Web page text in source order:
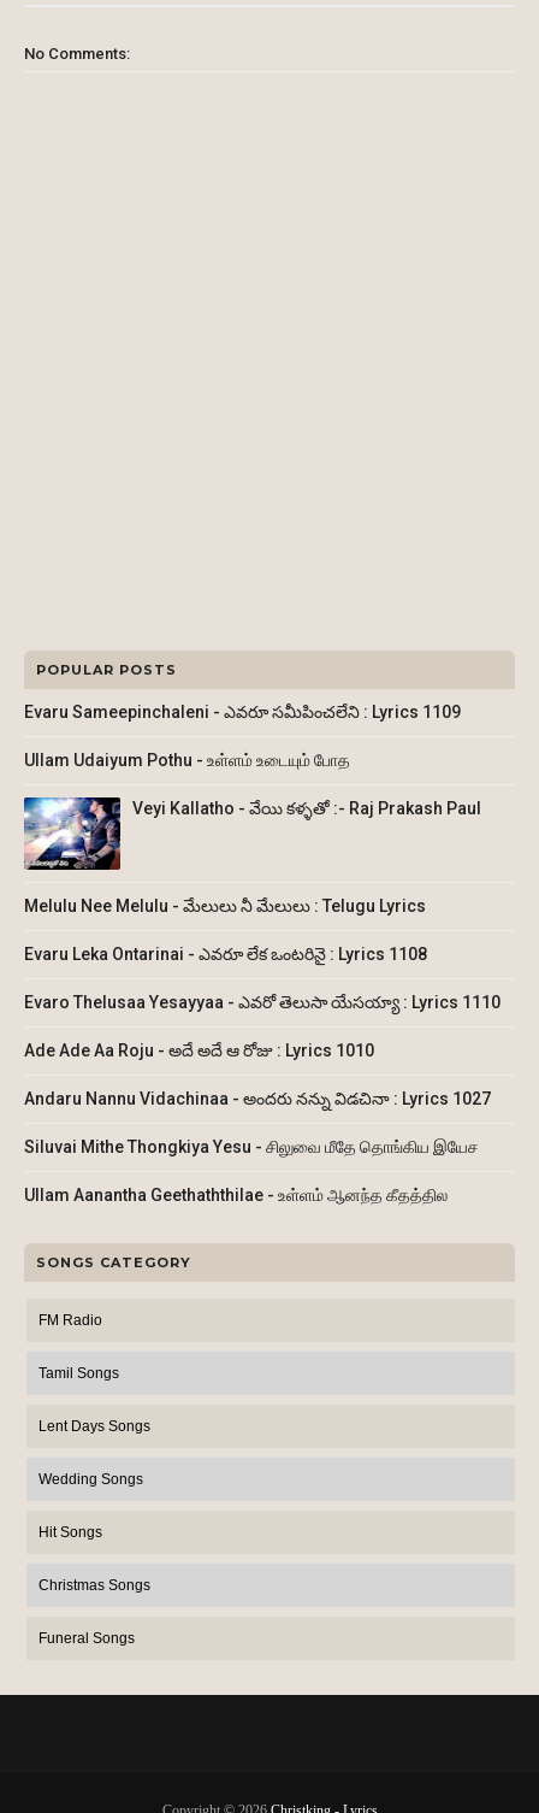
No Comments:
POPULAR POSTS
Evaru Sameepinchaleni - ఎవరూ సమీపించలేని : Lyrics 1109
Ullam Udaiyum Pothu - உள்ளம் உடையும் போத
Veyi Kallatho - వేయి కళ్ళతో :- Raj Prakash Paul
Melulu Nee Melulu - మేలులు నీ మేలులు : Telugu Lyrics
Evaru Leka Ontarinai - ఎవరూ లేక ఒంటరినై : Lyrics 1108
Evaro Thelusaa Yesayyaa - ఎవరో తెలుసా యేసయ్యా : Lyrics 1110
Ade Ade Aa Roju - అదే అదే ఆ రోజు : Lyrics 1010
Andaru Nannu Vidachinaa - అందరు నన్ను విడచినా : Lyrics 1027
Siluvai Mithe Thongkiya Yesu - சிலுவை மீதே தொங்கிய இயேச
Ullam Aanantha Geethaththilae - உள்ளம் ஆனந்த கீதத்தில
SONGS CATEGORY
FM Radio
Tamil Songs
Lent Days Songs
Wedding Songs
Hit Songs
Christmas Songs
Funeral Songs